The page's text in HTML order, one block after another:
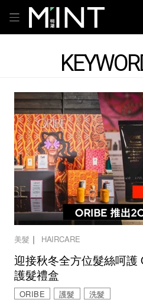
美髮 ｜ HAIRCARE
迎接秋冬全方位髮絲呵護
護髮禮盒
ORIBE 護髮 洗髮